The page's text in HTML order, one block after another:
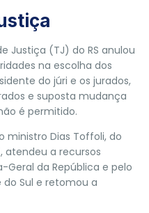
Justiça (TJ) do RS anulou
na escolha dos
do júri e os jurados,
e suposta mudança
é permitido.
ministro Dias Toffoli, do
atendeu a recursos
Geral da República e pelo
do Sul e retomou a